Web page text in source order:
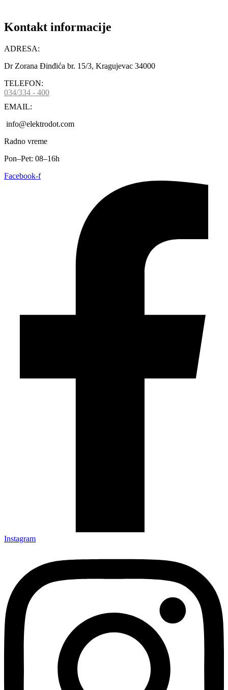
Kontakt informacije
ADRESA:
Dr Zorana Đinđića br. 15/3, Kragujevac 34000
TELEFON:
034/334 - 400
EMAIL:
info@elektrodot.com
Radno vreme
Pon–Pet: 08–16h
Facebook-f
Instagram